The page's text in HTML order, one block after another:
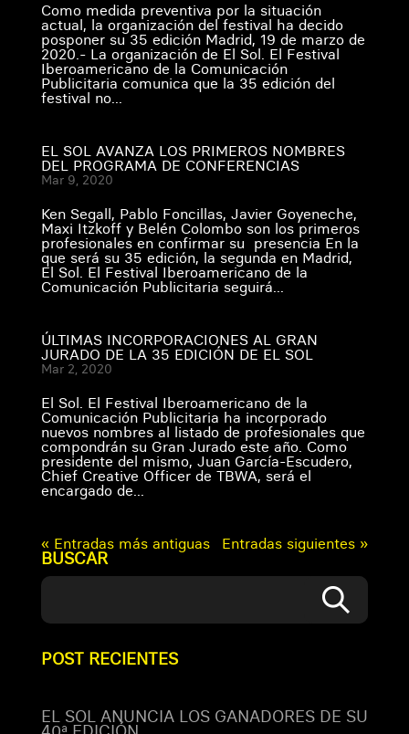
Como medida preventiva por la situación
actual, la organización del festival ha decido
posponer su 35 edición Madrid, 19 de marzo de
2020.- La organización de El Sol. El Festival
Iberoamericano de la Comunicación
Publicitaria comunica que la 35 edición del
festival no...
EL SOL AVANZA LOS PRIMEROS NOMBRES
DEL PROGRAMA DE CONFERENCIAS
Mar 9, 2020
Ken Segall, Pablo Foncillas, Javier Goyeneche,
Maxi Itzkoff y Belén Colombo son los primeros
profesionales en confirmar su presencia En la
que será su 35 edición, la segunda en Madrid,
El Sol. El Festival Iberoamericano de la
Comunicación Publicitaria seguirá...
ÚLTIMAS INCORPORACIONES AL GRAN
JURADO DE LA 35 EDICIÓN DE EL SOL
Mar 2, 2020
El Sol. El Festival Iberoamericano de la
Comunicación Publicitaria ha incorporado
nuevos nombres al listado de profesionales que
compondrán su Gran Jurado este año. Como
presidente del mismo, Juan García-Escudero,
Chief Creative Officer de TBWA, será el
encargado de...
« Entradas más antiguas Entradas siguientes »
BUSCAR
POST RECIENTES
EL SOL ANUNCIA LOS GANADORES DE SU